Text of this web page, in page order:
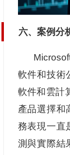
六、案例
軟件和技術
軟件和雲計
產品選擇和
務表現一直
測與實際結